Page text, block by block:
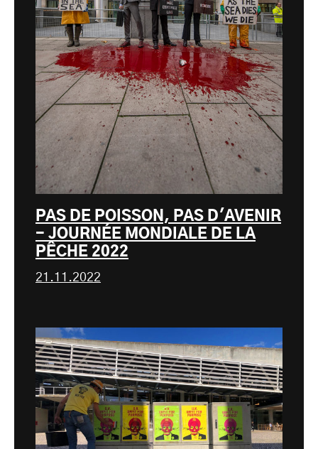
PAS DE POISSON, PAS D'AVENIR
- JOURNÉE MONDIALE DE LA
PÊCHE 2022
21.11.2022